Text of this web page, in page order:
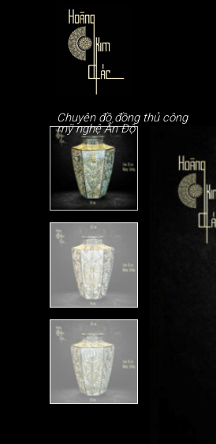
Chuyên đồ đồng thủ công
mỹ nghệ Ấn Độ